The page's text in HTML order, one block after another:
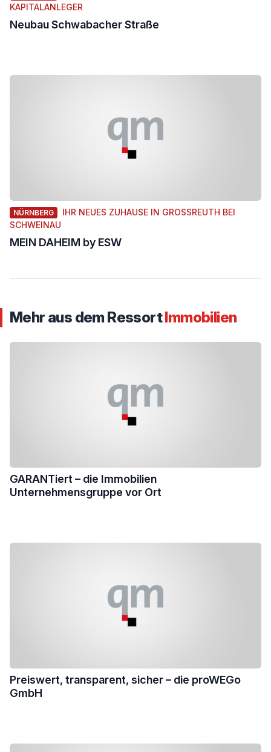
KAPITALANLEGER
Neubau Schwabacher Straße
NÜRNBERG
IHR NEUES ZUHAUSE IN GROSSREUTH BEI S
CHWEINAU
MEIN DAHEIM by ESW
Mehr aus dem RessortImmobilien
GARANTiert – die Immobilien
Unternehmensgruppe vor Ort
Preiswert, transparent, sicher – die proWEGo
GmbH